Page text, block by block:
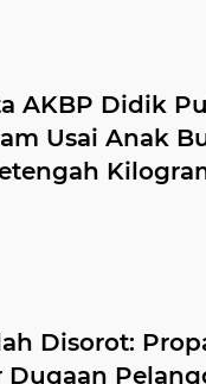
AKBP Didik
Usai Anak
Disorot:
Dugaan